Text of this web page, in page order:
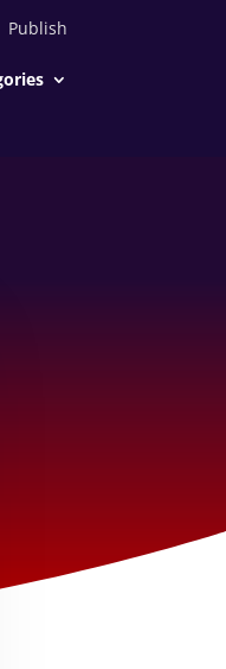
Publish